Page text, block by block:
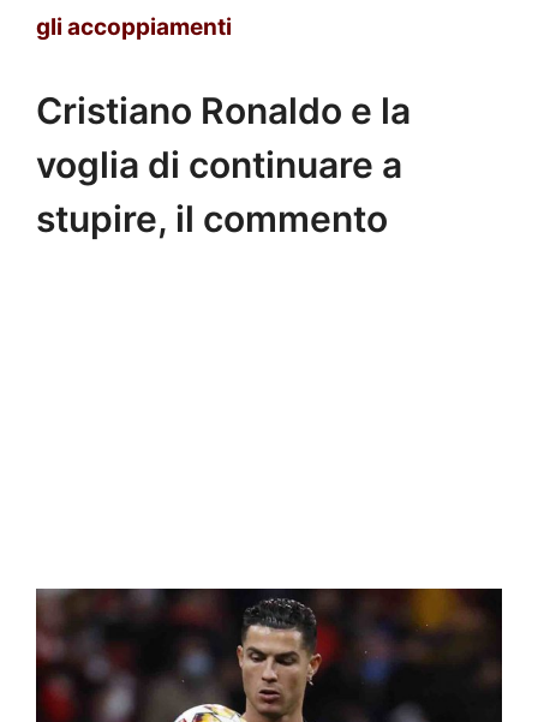
gli accoppiamenti
Cristiano Ronaldo e la
voglia di continuare a
stupire, il commento